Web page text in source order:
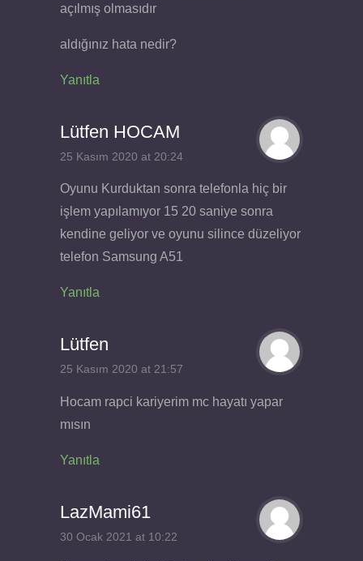
açılmış olmasıdır
aldığınız hata nedir?
Yanıtla
Lütfen HOCAM
25 Kasım 2020 at 20:24
Oyunu Kurduktan sonra telefonla hiç bir
işlem yapılamıyor 15 20 saniye sonra
kendine geliyor ve oyunu silince düzeliyor
telefon Samsung A51
Yanıtla
Lütfen
25 Kasım 2020 at 21:57
Hocam rapci kariyerim mc hayatı yapar
mısın
Yanıtla
LazMami61
30 Ocak 2021 at 10:22